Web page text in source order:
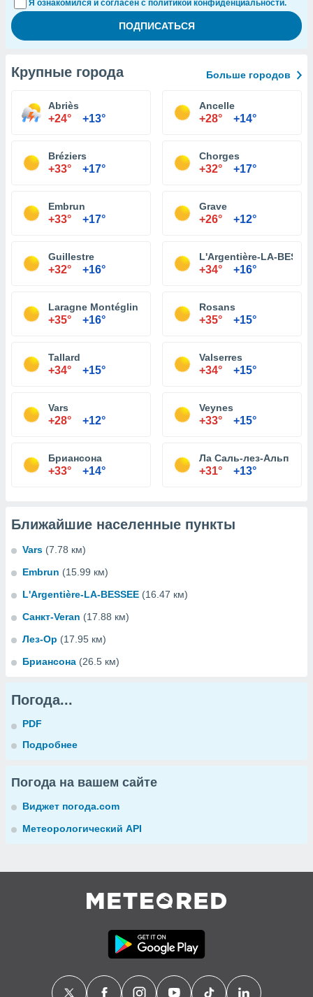
Я ознакомился и согласен с политикой конфиденциальности.
Крупные города Больше городов
Abriès
+24° +13°
Ancelle
+28° +14°
Bréziers
+33° +17°
Chorges
+32° +17°
Embrun
+33° +17°
Grave
+26° +12°
Guillestre
+32° +16°
L'Argentière-LA-
+34° +16°
Laragne Montéglin
+35° +16°
Rosans
+35° +15°
Tallard
+34° +15°
Valserres
+34° +15°
Vars
+28° +12°
Veynes
+33° +15°
Бриансона
+33° +14°
Ла Саль-лез-Альп
+31° +13°
Ближайшие населенные пункты
Vars (7.78 км)
Embrun (15.99 км)
L'Argentière-LA-BESSEE (16.47 км)
Санкт-Veran (17.88 км)
Лез-Ор (17.95 км)
Бриансона (26.5 км)
Погода...
PDF
Подробнее
Погода на вашем сайте
Виджет погода.com
Метеорологический API